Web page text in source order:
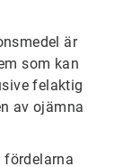
är
som kan
felaktig
av ojämna
fördelarna